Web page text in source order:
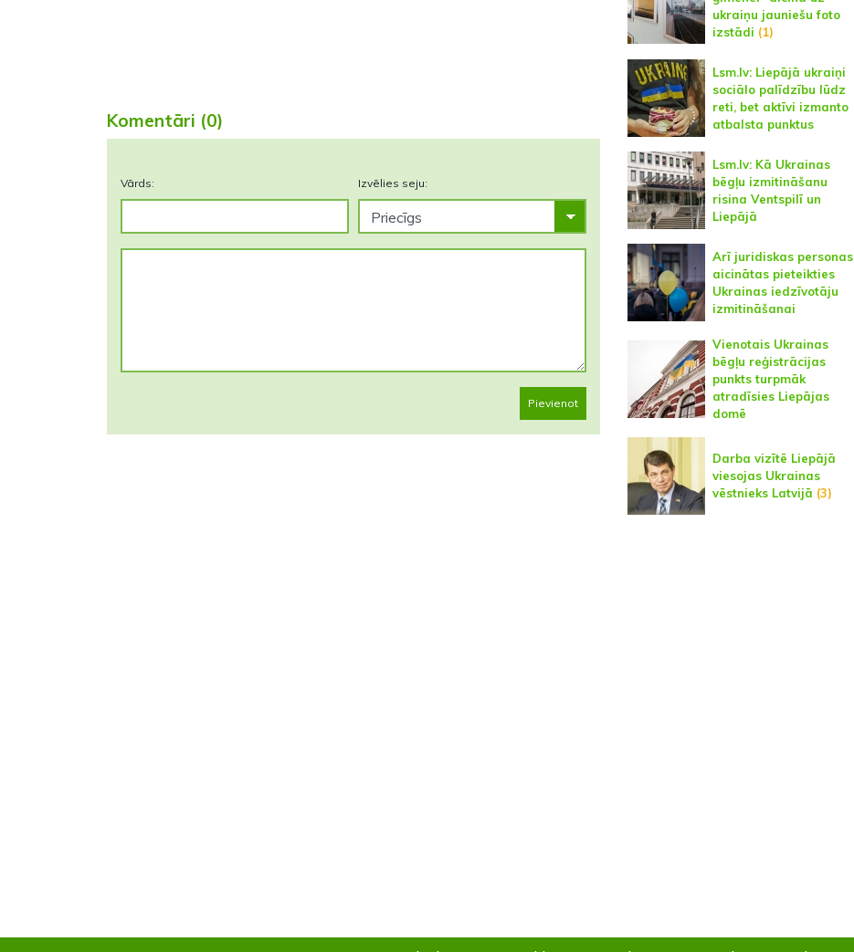
Komentāri (0)
Vārds: Izvēlies seju:
Pievienot
ukraiņu jauniešu foto
izstādi (1)
Lsm.lv: Liepājā ukraiņi
sociālo palīdzību lūdz
reti, bet aktīvi izmanto
atbalsta punktus
Lsm.lv: Kā Ukrainas
bēgļu izmitināšanu
risina Ventspilī un
Liepājā
Arī juridiskas personas
aicinātas pieteikties
Ukrainas iedzīvotāju
izmitināšanai
Vienotais Ukrainas
bēgļu reģistrācijas
punkts turpmāk
atradīsies Liepājas
domē
Darba vizītē Liepājā
viesojas Ukrainas
vēstnieks Latvijā (3)